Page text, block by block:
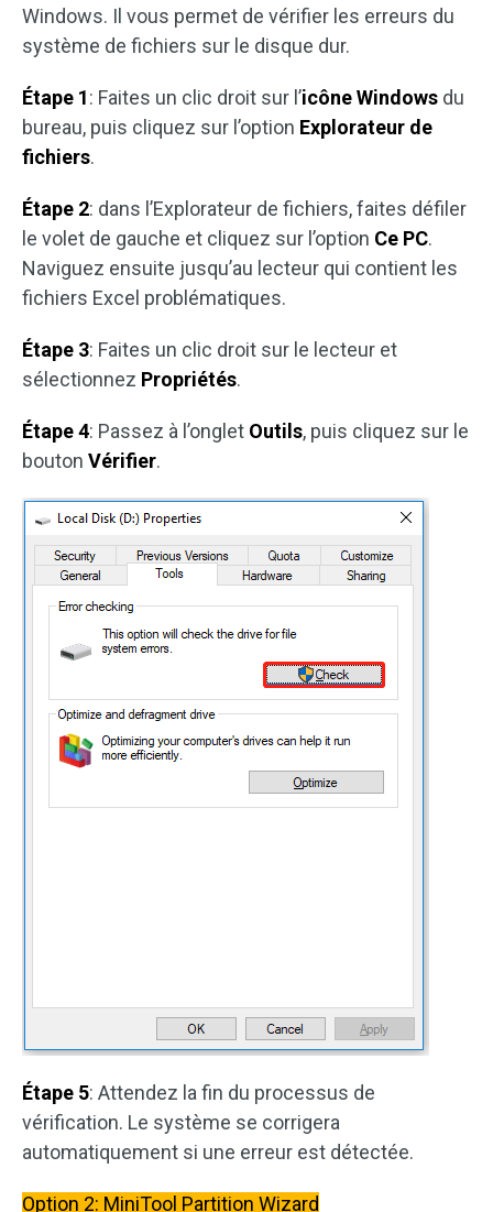
Windows. Il vous permet de vérifier les erreurs du
système de fichiers sur le disque dur.
Étape 1: Faites un clic droit sur l’icône Windows du
bureau, puis cliquez sur l’option Explorateur de
fichiers.
Étape 2: dans l’Explorateur de fichiers, faites défiler
le volet de gauche et cliquez sur l’option Ce PC.
Naviguez ensuite jusqu’au lecteur qui contient les
fichiers Excel problématiques.
Étape 3: Faites un clic droit sur le lecteur et
sélectionnez Propriétés.
Étape 4: Passez à l’onglet Outils, puis cliquez sur le
bouton Vérifier.
Étape 5: Attendez la fin du processus de
vérification. Le système se corrigera
automatiquement si une erreur est détectée.
Option 2: MiniTool Partition Wizard